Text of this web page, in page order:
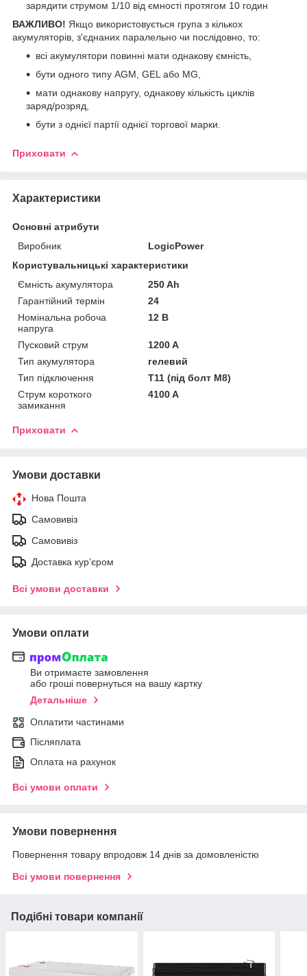
зарядити струмом 1/10 від ємності протягом 10 годин
ВАЖЛИВО! Якщо використовується група з кількох
акумуляторів, з'єднаних паралельно чи послідовно, то:
всі акумулятори повинні мати однакову ємність,
бути одного типу AGM, GEL або MG,
мати однакову напругу, однакову кількість циклів
заряд/розряд,
бути з однієї партії однієї торгової марки.
Приховати
Характеристики
Основні атрибути
Виробник
LogicPower
Користувальницькі характеристики
Ємність акумулятора
250 Ah
Гарантійний термін
24
Номінальна робоча
напруга
12 В
Пусковий струм
1200 A
Тип акумулятора
гелевий
Тип підключення
T11 (під болт М8)
Струм короткого
замикання
4100 A
Приховати
Умови доставки
Нова Пошта
Самовивіз
Самовивіз
Доставка кур'єром
Всі умови доставки
Умови оплати
Ви отримаєте замовлення
або гроші повернуться на вашу картку
Детальніше
Оплатити частинами
Післяплата
Оплата на рахунок
Всі умови оплати
Умови повернення
Повернення товару впродовж 14 днів за домовленістю
Всі умови повернення
Подібні товари компанії